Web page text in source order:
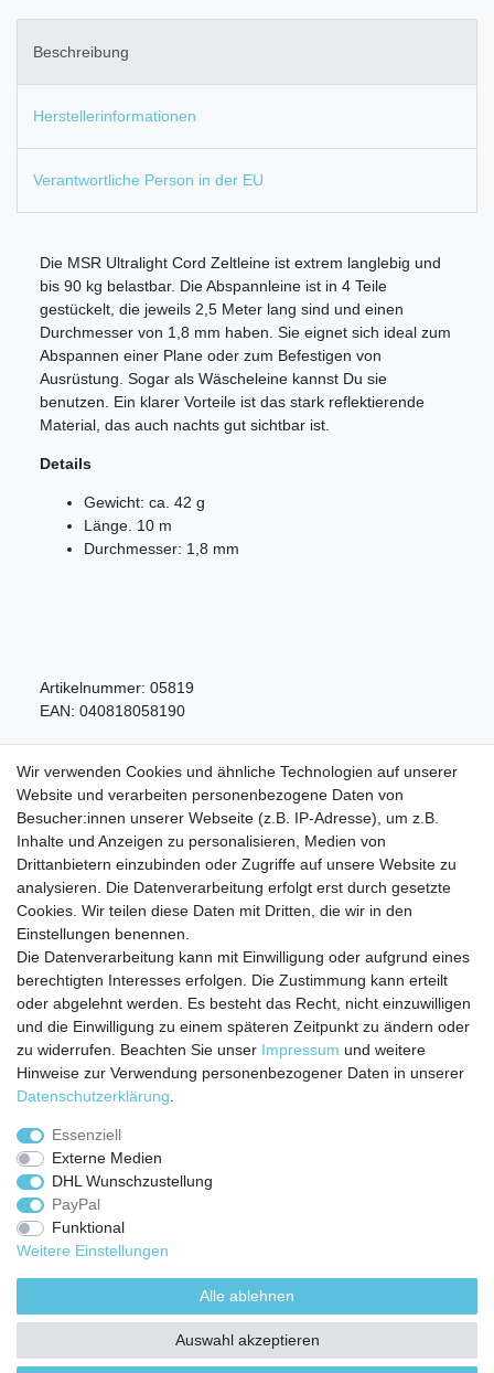
Beschreibung
Herstellerinformationen
Verantwortliche Person in der EU
Die MSR Ultralight Cord Zeltleine ist extrem langlebig und
bis 90 kg belastbar. Die Abspannleine ist in 4 Teile
gestückelt, die jeweils 2,5 Meter lang sind und einen
Durchmesser von 1,8 mm haben. Sie eignet sich ideal zum
Abspannen einer Plane oder zum Befestigen von
Ausrüstung. Sogar als Wäscheleine kannst Du sie
benutzen. Ein klarer Vorteile ist das stark reflektierende
Material, das auch nachts gut sichtbar ist.
Details
Gewicht: ca. 42 g
Länge. 10 m
Durchmesser: 1,8 mm
Artikelnummer: 05819
EAN: 040818058190
Wir verwenden Cookies und ähnliche Technologien auf unserer
Website und verarbeiten personenbezogene Daten von
Besucher:innen unserer Webseite (z.B. IP-Adresse), um z.B.
Inhalte und Anzeigen zu personalisieren, Medien von
Drittanbietern einzubinden oder Zugriffe auf unsere Website zu
analysieren. Die Datenverarbeitung erfolgt erst durch gesetzte
Cookies. Wir teilen diese Daten mit Dritten, die wir in den
Einstellungen benennen.
Die Datenverarbeitung kann mit Einwilligung oder aufgrund eines
berechtigten Interesses erfolgen. Die Zustimmung kann erteilt
oder abgelehnt werden. Es besteht das Recht, nicht einzuwilligen
und die Einwilligung zu einem späteren Zeitpunkt zu ändern oder
zu widerrufen. Beachten Sie unser Impressum und weitere
Hinweise zur Verwendung personenbezogener Daten in unserer
Daten­schutz­erklärung
Essenziell
Externe Medien
DHL Wunschzustellung
PayPal
Funktional
Weitere Einstellungen
Alle ablehnen
Auswahl akzeptieren
Service
Zahlungarten
Versandkosten
Batterierücknahmeverordnung
Kostenloser Newsletter
E-MAIL **
Newsletter
Honig
Daten­schutz­erklärung
Einwilligung kann ich jederzeit widerrufen.**
Impressum
Widerrufs­recht Vertrag widerrufen Kontakt